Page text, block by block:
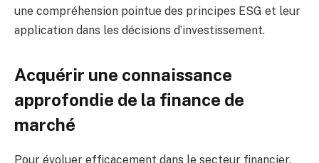
une compréhension pointue des principes ESG et leur
application dans les décisions d’investissement.
Acquérir une connaissance
approfondie de la finance de
marché
Pour évoluer efficacement dans le secteur financier,